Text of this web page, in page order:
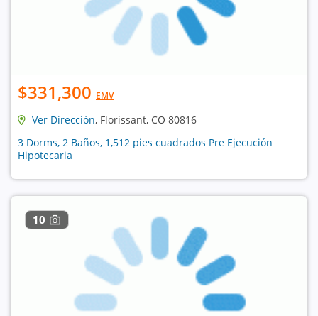
$331,300 EMV
Ver Dirección, Florissant, CO 80816
3 Dorms, 2 Baños, 1,512 pies cuadrados Pre Ejecución
Hipotecaria
10